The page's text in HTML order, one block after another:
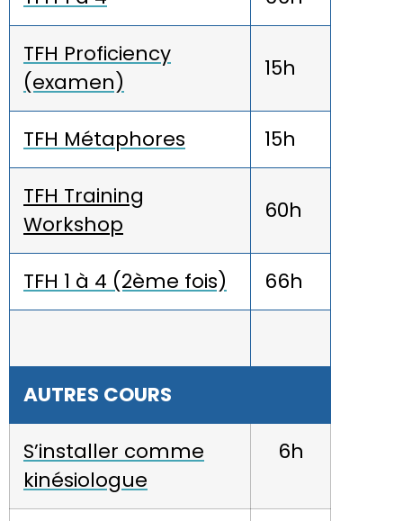
TFH Proficiency
(examen)
15h
TFH Métaphores 15h
TFH Training
Workshop
60h
TFH 1 à 4 (2ème fois) 66h
AUTRES COURS
S’installer comme
kinésiologue
6h